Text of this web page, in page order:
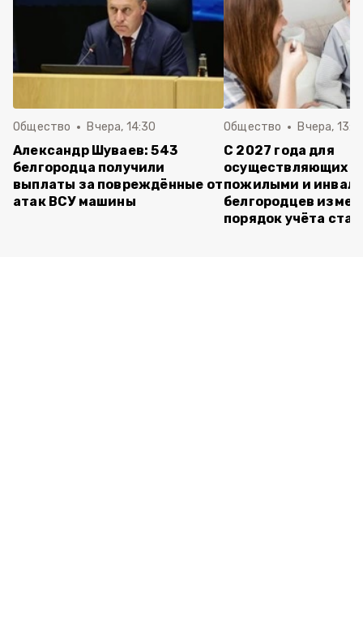
Общество Вчера, 14:30
Александр Шуваев: 543
белгородца получили
выплаты за повреждённые от
атак ВСУ машины
Общество Вчера,
С 2027 года для
осуществляющих
пожилыми и
белгородцев
порядок учёта ста